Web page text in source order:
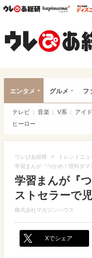
ウレぴあ総研
ハピ
エンタメ グルメ フ
テレビ 音楽 V系 アイ
ヒーロー
ウレぴあ総研 > トレンドニュ
学習まんが『つかめ！理科ダマ
学習まんが『
ストセラーで
株式会社マガジンハウス
Xでシェア